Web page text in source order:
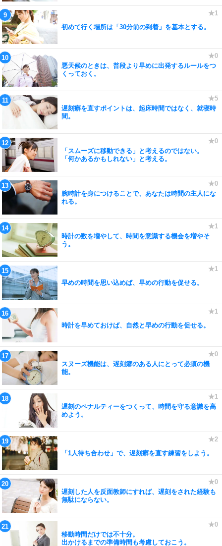
初めて行く場所は「30分前の到着」を基本とする。
悪天候のときは、普段より早めに出発するルールをつ
くっておく。
遅刻癖を直すポイントは、起床時間ではなく、就寝時
間。
「スムーズに移動できる」と考えるのではない。
「何かあるかもしれない」と考える。
腕時計を身につけることで、あなたは時間の主人にな
れる。
時計の数を増やして、時間を意識する機会を増やそ
う。
早めの時間を思い込めば、早めの行動を促せる。
時計を早めておけば、自然と早めの行動を促せる。
スヌーズ機能は、遅刻癖のある人にとって必須の機
能。
遅刻のペナルティーをつくって、時間を守る意識を高
めよう。
「1人待ち合わせ」で、遅刻癖を直す練習をしよう。
遅刻した人を反面教師にすれば、遅刻をされた経験も
無駄にならない。
移動時間だけでは不十分。
出かけるまでの準備時間も考慮しておこう。